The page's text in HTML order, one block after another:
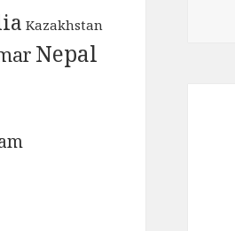
Kazakhstan
Nepal